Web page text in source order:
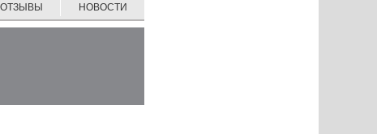
ОТЗЫВЫ НОВОСТИ